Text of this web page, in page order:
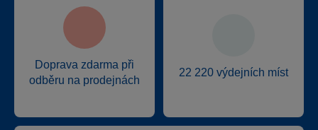
Doprava zdarma při
odběru na prodejnách
22 220 výdejních míst